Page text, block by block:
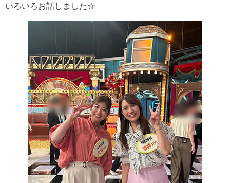
いろいろお話しました☆